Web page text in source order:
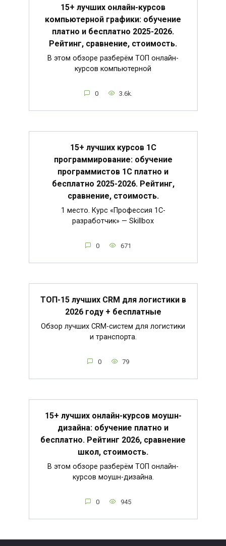
15+ лучших онлайн-курсов
компьютерной графики: обучение
платно и бесплатно 2025-2026.
Рейтинг, сравнение, стоимость.
В этом обзоре разберём ТОП онлайн-
курсов компьютерной
0 3.6k.
15+ лучших курсов 1С
программирование: обучение
программистов 1С платно и
бесплатно 2025-2026. Рейтинг,
сравнение, стоимость.
1 место. Курс «Профессия 1C-
разработчик» — Skillbox
0 671
ТОП-15 лучших CRM для логистики в
2026 году + бесплатные
Обзор лучших CRM-систем для логистики
и транспорта.
0 79
15+ лучших онлайн-курсов моушн-
дизайна: обучение платно и
бесплатно. Рейтинг 2026, сравнение
школ, стоимость.
В этом обзоре разберём ТОП онлайн-
курсов моушн-дизайна.
0 945